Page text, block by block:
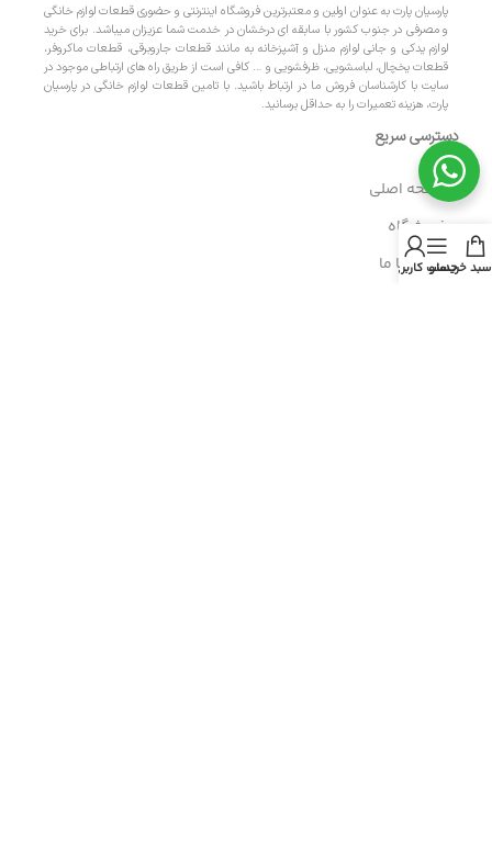
پارسیان پارت به عنوان اولین و معتبرترین فروشگاه اینترنتی و حضوری قطعات لوازم خانگی
و مصرفی در جنوب کشور با سابقه ای درخشان در خدمت شما عزیزان میباشد. برای خرید
لوازم یدکی و جانی لوازم منزل و آشپزخانه به مانند قطعات جاروبرقی، قطعات ماکروفر،
قطعات یخچال، لباسشویی، ظرفشویی و … کافی است از طریق راه های ارتباطی موجود در
سایت با کارشناسان فروش ما در ارتباط باشید. با تامین قطعات لوازم خانگی در پارسیان
پارت، هزینه تعمیرات را به حداقل برسانید.
دسترسی سریع
- صفحه اصلی
- فروشگاه
- تماس با ماسبد خریدمنو
حساب کاربری من